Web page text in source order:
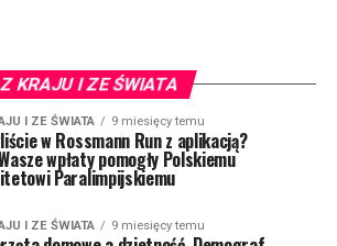
Z KRAJU I ZE ŚWIATA
I ZE ŚWIATA 9 miesięcy temu
w Rossmann Run z aplikacją?
wpłaty pomogły Polskiemu
Paralimpijskiemu
I ZE ŚWIATA 9 miesięcy temu